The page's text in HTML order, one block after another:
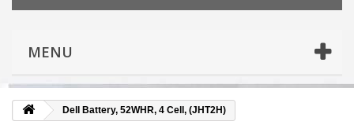
MENU
Dell Battery, 52WHR, 4 Cell, (JHT2H)